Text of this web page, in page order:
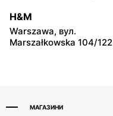
2
TEDi
H&M
Warszawa, вул.
Marszałkowska 104/122
МАГАЗИНИ